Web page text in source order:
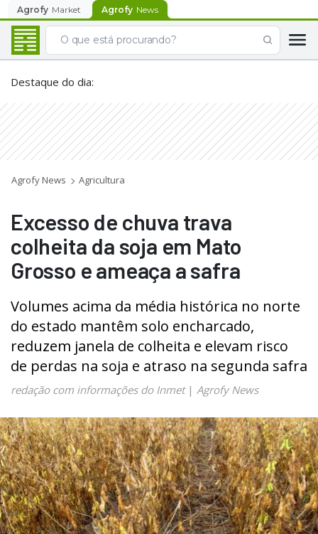
Agrofy Market Agrofy News
Destaque do dia:
Agrofy News Agricultura
Excesso de chuva trava
colheita da soja em Mato
Grosso e ameaça a safra
Volumes acima da média histórica no norte
do estado mantêm solo encharcado,
reduzem janela de colheita e elevam risco
de perdas na soja e atraso na segunda safra
redação com informações do Inmet| Agrofy News